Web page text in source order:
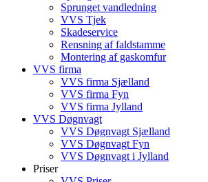
Sprunget vandledning
VVS Tjek
Skadeservice
Rensning af faldstamme
Montering af gaskomfur
VVS firma
VVS firma Sjælland
VVS firma Fyn
VVS firma Jylland
VVS Døgnvagt
VVS Døgnvagt Sjælland
VVS Døgnvagt Fyn
VVS Døgnvagt i Jylland
Priser